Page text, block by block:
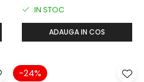
IN STOC
ADAUGA IN COS
-24%